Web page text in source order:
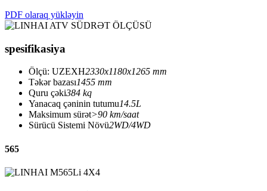
PDF olaraq yükləyin
spesifikasiya
Ölçü: UZEXH2330x1180x1265 mm
Təkər bazası1455 mm
Quru çəki384 kq
Yanacaq çəninin tutumu14.5L
Maksimum sürət>90 km/saat
Sürücü Sistemi Növü2WD/4WD
565